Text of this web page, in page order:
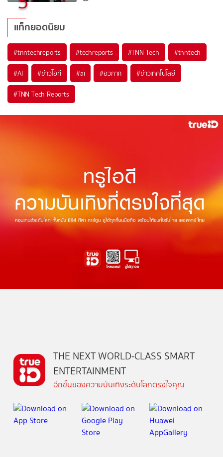
แท็กยอดนิยม
#tnntechreports #techreports #TNN Tech #tnntech
#AI #ข่าวไอที #ai #อวกาศ #ข่าวเทคโนโลยี
#TNN Tech Reports
THE NEXT WORLD-CLASS SMART
ENTERTAINMENT
อีกขั้นของความบันเทิงระดับโลกตรงใจคุณ